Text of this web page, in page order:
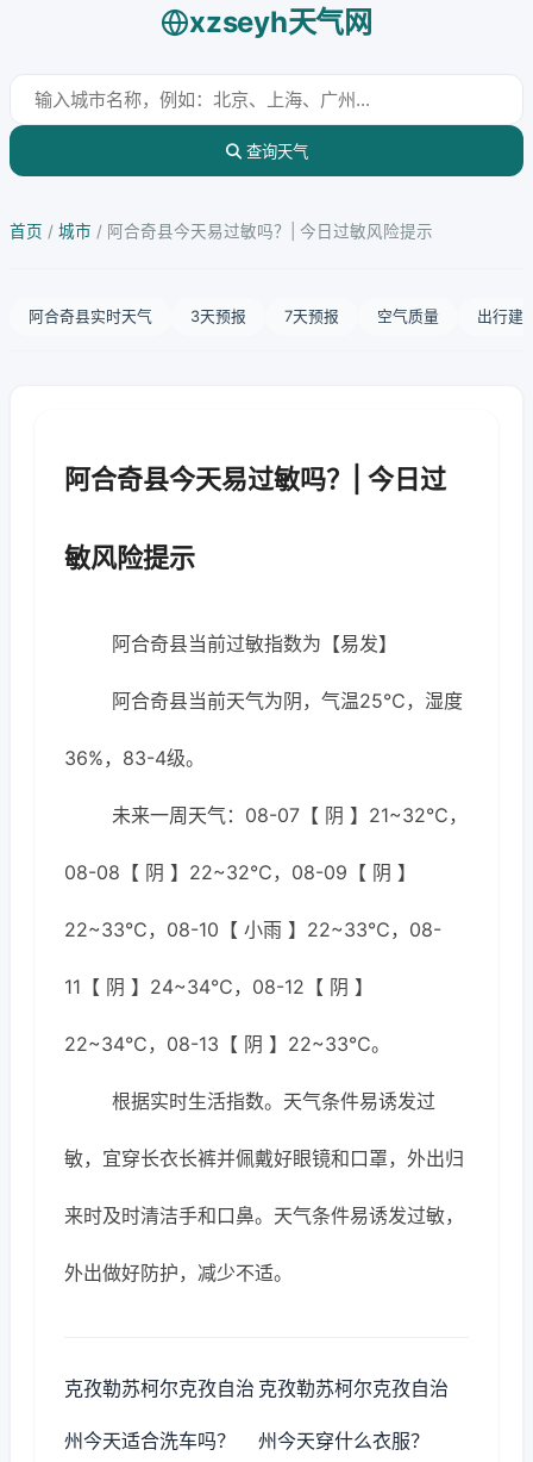
xzseyh天气网
查询天气
首页 / 城市 / 阿合奇县今天易过敏吗？| 今日过敏风险提示
阿合奇县实时天气 3天预报 7天预报 空气质量 出行建
阿合奇县今天易过敏吗？| 今日过
敏风险提示
阿合奇县当前过敏指数为【易发】
阿合奇县当前天气为阴，气温25℃，湿度
36%，83-4级。
未来一周天气：08-07【 阴 】21~32℃，
08-08【 阴 】22~32℃，08-09【 阴 】
22~33℃，08-10【 小雨 】22~33℃，08-
11【 阴 】24~34℃，08-12【 阴 】
22~34℃，08-13【 阴 】22~33℃。
根据实时生活指数。天气条件易诱发过
敏，宜穿长衣长裤并佩戴好眼镜和口罩，外出归
来时及时清洁手和口鼻。天气条件易诱发过敏，
外出做好防护，减少不适。
克孜勒苏柯尔克孜自治
州今天适合洗车吗？
克孜勒苏柯尔克孜自治
州今天穿什么衣服？